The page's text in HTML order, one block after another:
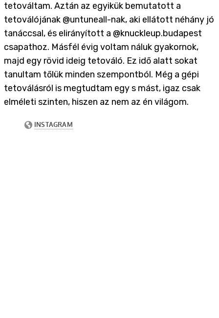
tetováltam. Aztán az egyikük bemutatott a
tetoválójának @untuneall-nak, aki ellátott néhány jó
tanáccsal, és elirányított a @knuckleup.budapest
csapathoz. Másfél évig voltam náluk gyakornok,
majd egy rövid ideig tetováló. Ez idő alatt sokat
tanultam tőlük minden szempontból. Még a gépi
tetoválásról is megtudtam egy s mást, igaz csak
elméleti szinten, hiszen az nem az én világom.